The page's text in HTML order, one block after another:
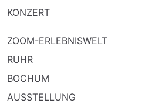
KONZERT
ZOOM-ERLEBNISWELT
RUHR
BOCHUM
AUSSTELLUNG